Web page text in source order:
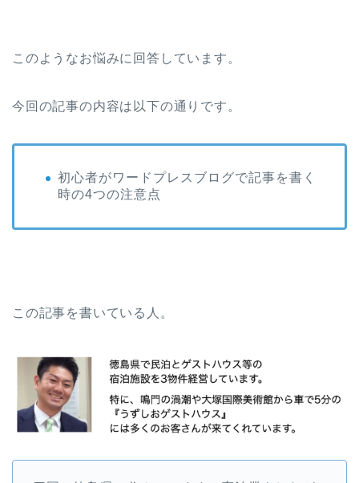
このようなお悩みに回答しています。
今回の記事の内容は以下の通りです。
初心者がワードプレスブログで記事を書く
時の4つの注意点
この記事を書いている人。